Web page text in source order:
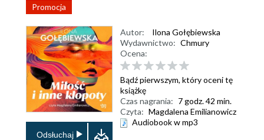
Promocja
Odsłuchaj
Autor:
Ilona Gołębiewska
Wydawnictwo: Chmury
Ocena:
Bądź pierwszym, który oceni tę
książkę
Czas nagrania: 7 godz. 42 min.
Czyta: Magdalena Emilianowicz
Audiobook w mp3